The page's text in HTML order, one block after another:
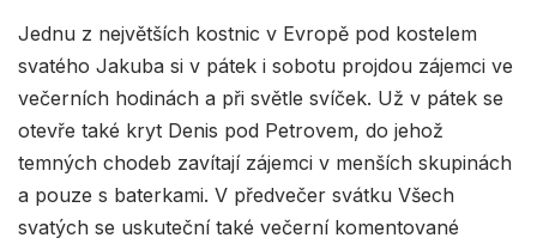
Jednu z největších kostnic v Evropě pod kostelem
svatého Jakuba si v pátek i sobotu projdou zájemci ve
večerních hodinách a při světle svíček. Už v pátek se
otevře také kryt Denis pod Petrovem, do jehož
temných chodeb zavítají zájemci v menších skupinách
a pouze s baterkami. V předvečer svátku Všech
svatých se uskuteční také večerní komentované